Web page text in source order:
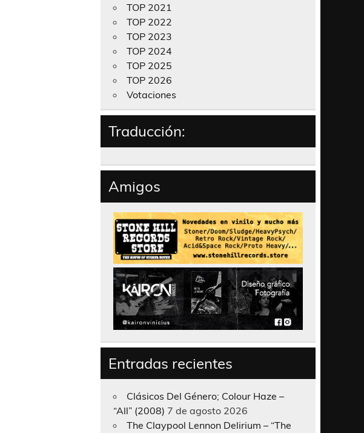
TOP 2021
TOP 2022
TOP 2023
TOP 2024
TOP 2025
TOP 2026
Votaciones
Traducción:
Amigos
Entradas recientes
Clásicos Del Género; Colour Haze –
“All” (2008) 7 de agosto 2026
The Claypool Lennon Delirium – “The